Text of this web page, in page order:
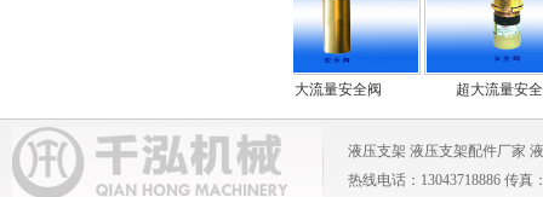
大流量安全阀 超大流量安全阀
液压支架 液压支架配件厂家
热线电话：13043718886 传真